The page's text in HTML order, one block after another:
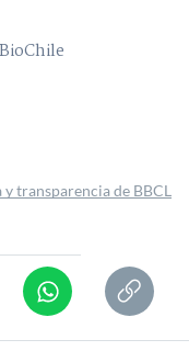
y transparencia de BBCL